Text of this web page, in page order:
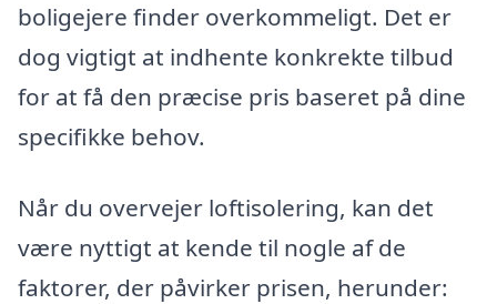
boligejere finder overkommeligt. Det er
dog vigtigt at indhente konkrekte tilbud
for at få den præcise pris baseret på dine
specifikke behov.
Når du overvejer loftisolering, kan det
være nyttigt at kende til nogle af de
faktorer, der påvirker prisen, herunder: